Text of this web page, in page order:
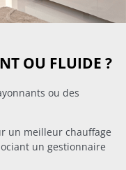
OU FLUIDE ?
ou des
un meilleur chauffage
un gestionnaire